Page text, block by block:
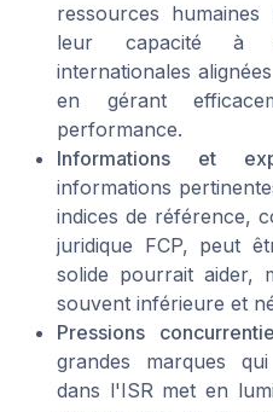
ressources
leur capacité à
internationales
en gérant
performance.
Informations et
informations
indices de référence,
juridique FCP, peut
solide pourrait aider,
souvent inférieure et
Pressions
grandes marques
dans l'ISR met en